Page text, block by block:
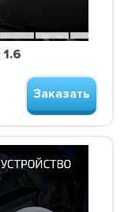
Заказать